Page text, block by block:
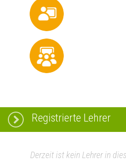
Registrierte Lehrer
Derzeit ist kein Lehrer in